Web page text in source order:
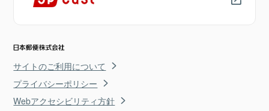
サイトのご利用について
プライバシーポリシー
Webアクセシビリティ方針